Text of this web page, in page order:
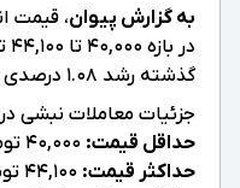
به گزارش پیوان
گذشته رشد 1.08 درصدی داشته است.
جزئیات معاملات نبشی در
حداقل قیمت:
حداکثر قیمت: